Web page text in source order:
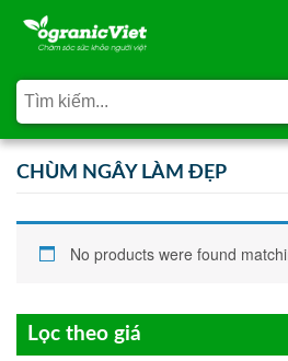
CHÙM NGÂY LÀM ĐẸP
No products were found
Lọc theo giá